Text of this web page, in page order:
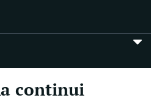
continui